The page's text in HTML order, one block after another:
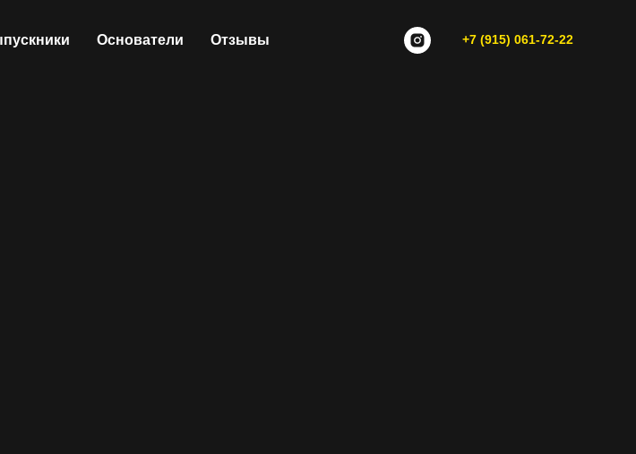
Основатели Отзывы +7 (915) 061-72-22